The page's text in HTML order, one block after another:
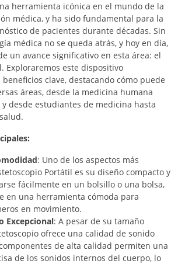
herramienta icónica en el mundo de la
médica, y ha sido fundamental para la
de pacientes durante décadas. Sin
médica no se queda atrás, y hoy en día,
un avance significativo en esta área: el
Exploraremos este dispositivo
clave, destacando cómo puede
áreas, desde la medicina humana
desde estudiantes de medicina hasta
: Uno de los aspectos más
Portátil es su diseño compacto y
fácilmente en un bolsillo o una bolsa,
en una herramienta cómoda para
en movimiento.
Excepcional: A pesar de su tamaño
ofrece una calidad de sonido
de alta calidad permiten una
de los sonidos internos del cuerpo, lo